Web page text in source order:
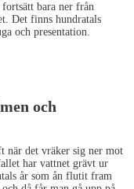
bara ner från
Det finns hundratals
och presentation.
och
när det vräker sig ner mot
har vattnet grävt ur
år som ån flutit fram